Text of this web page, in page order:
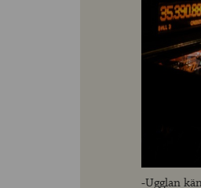
-Ugglan